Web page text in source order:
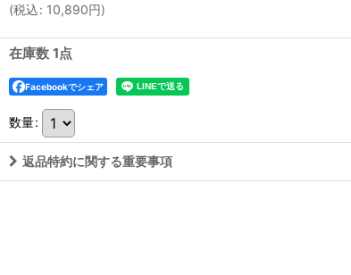
(税込: 10,890円)
在庫数 1点
Facebookでシェア
数量:
返品特約に関する重要事項